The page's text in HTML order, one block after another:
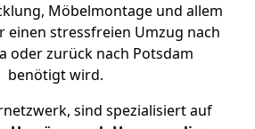
Möbelmontage und allem
einen stressfreien Umzug nach
oder zurück nach Potsdam
benötigt wird.
sind spezialisiert auf